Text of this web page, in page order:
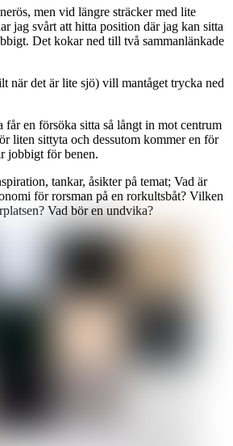
men vid längre sträcker med lite
jag svårt att hitta position där jag kan sitta
Det kokar ned till två sammanlänkade
när det är lite sjö) vill mantåget trycka ned
får en försöka sitta så långt in mot centrum
liten sittyta och dessutom kommer en för
jobbigt för benen.
tankar, åsikter på temat; Vad är
för rorsman på en rorkultsbåt? Vilken
Vad bör en undvika?